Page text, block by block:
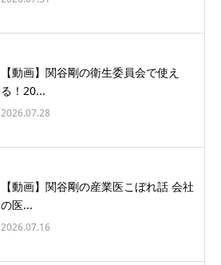
【動画】関谷剛の衛生委員会で使え
る！20...
2026.07.28
【動画】関谷剛の産業医こぼれ話 会社
の医...
2026.07.16